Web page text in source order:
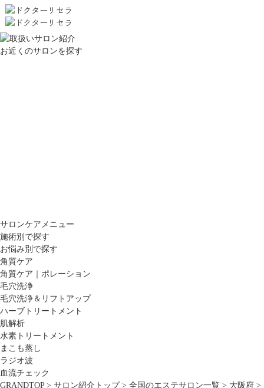
お近くのサロンを探す
サロンケアメニュー
施術別で探す
お悩み別で探す
角質ケア
角質ケア｜ポレーション
毛穴洗浄
毛穴洗浄＆リフトアップ
ハーブトリートメント
肌解析
水素トリートメント
まこも蒸し
ラジオ波
血流チェック
GRANDTOP > サロン紹介トップ > 全国のエステサロン一覧 > 大阪府 >